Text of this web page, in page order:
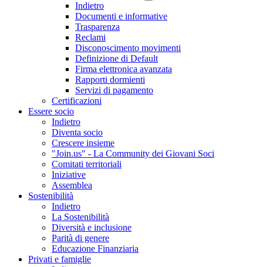
Indietro
Documenti e informative
Trasparenza
Reclami
Disconoscimento movimenti
Definizione di Default
Firma elettronica avanzata
Rapporti dormienti
Servizi di pagamento
Certificazioni
Essere socio
Indietro
Diventa socio
Crescere insieme
"Join.us" - La Community dei Giovani Soci
Comitati territoriali
Iniziative
Assemblea
Sostenibilità
Indietro
La Sostenibilità
Diversità e inclusione
Parità di genere
Educazione Finanziaria
Privati e famiglie